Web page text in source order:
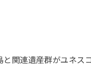
関連遺産群がユネス